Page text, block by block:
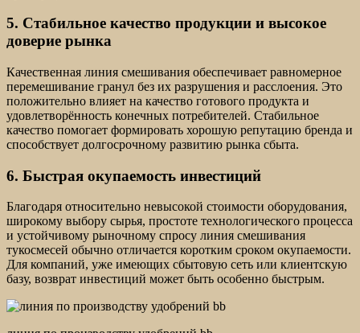
5. Стабильное качество продукции и высокое
доверие рынка
Качественная линия смешивания обеспечивает равномерное
перемешивание гранул без их разрушения и расслоения. Это
положительно влияет на качество готового продукта и
удовлетворённость конечных потребителей. Стабильное
качество помогает формировать хорошую репутацию бренда и
способствует долгосрочному развитию рынка сбыта.
6. Быстрая окупаемость инвестиций
Благодаря относительно невысокой стоимости оборудования,
широкому выбору сырья, простоте технологического процесса
и устойчивому рыночному спросу линия смешивания
тукосмесей обычно отличается коротким сроком окупаемости.
Для компаний, уже имеющих сбытовую сеть или клиентскую
базу, возврат инвестиций может быть особенно быстрым.